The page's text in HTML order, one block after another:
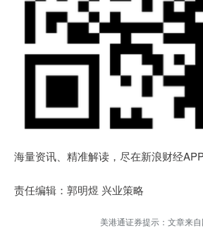
海量资讯、精准解读，尽在新浪财经
责任编辑：郭明煜 兴业策略
美港通证券提示：文章来自